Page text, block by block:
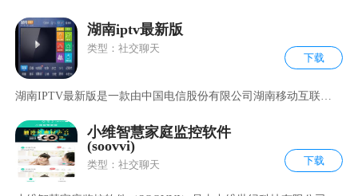
湖南iptv最新版
类型：社交聊天
下载
湖南IPTV最新版是一款由中国电信股份有限公司湖南移动互联网
小维智慧家庭监控软件
(soovvi)
类型：社交聊天 下载